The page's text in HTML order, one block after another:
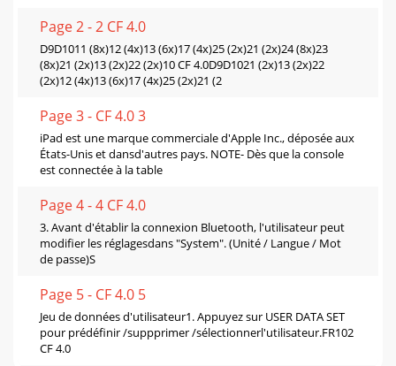
Page 2 - 2 CF 4.0
D9D1011 (8x)12 (4x)13 (6x)17 (4x)25 (2x)21 (2x)24 (8x)23
(8x)21 (2x)13 (2x)22 (2x)10 CF 4.0D9D1021 (2x)13 (2x)22
(2x)12 (4x)13 (6x)17 (4x)25 (2x)21 (2
Page 3 - CF 4.0 3
iPad est une marque commerciale d'Apple Inc., déposée aux
États-Unis et dansd'autres pays. NOTE- Dès que la console
est connectée à la table
Page 4 - 4 CF 4.0
3. Avant d'établir la connexion Bluetooth, l'utilisateur peut
modifier les réglagesdans "System". (Unité / Langue / Mot
de passe)S
Page 5 - CF 4.0 5
Jeu de données d'utilisateur1. Appuyez sur USER DATA SET
pour prédéfinir /suppprimer /sélectionnerl'utilisateur.FR102
CF 4.0